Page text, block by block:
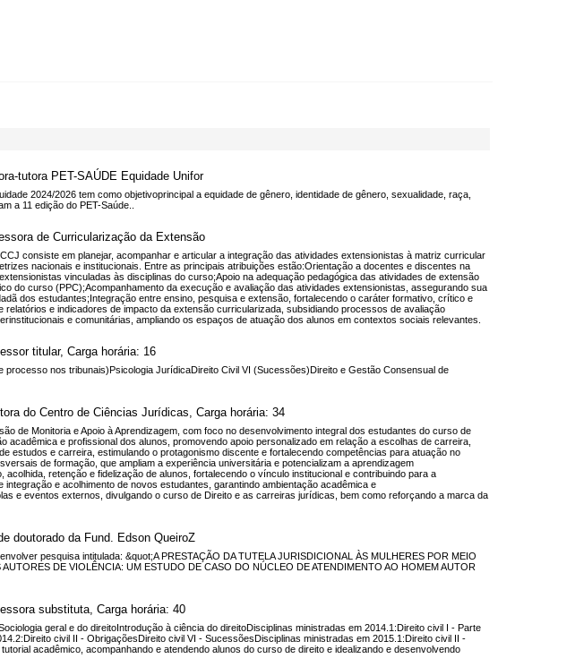
tutora PET-SAÚDE Equidade Unifor
2024/2026 tem como objetivoprincipal a equidade de gênero, identidade de gênero, sexualidade, raça,
a 11 edição do PET-Saúde..
de Curricularização da Extensão
consiste em planejar, acompanhar e articular a integração das atividades extensionistas à matriz curricular
nacionais e institucionais. Entre as principais atribuições estão:Orientação a docentes e discentes na
vinculadas às disciplinas do curso;Apoio na adequação pedagógica das atividades de extensão
do curso (PPC);Acompanhamento da execução e avaliação das atividades extensionistas, assegurando sua
dos estudantes;Integração entre ensino, pesquisa e extensão, fortalecendo o caráter formativo, crítico e
e indicadores de impacto da extensão curricularizada, subsidiando processos de avaliação
e comunitárias, ampliando os espaços de atuação dos alunos em contextos sociais relevantes.
titular, Carga horária: 16
nos tribunais)Psicologia JurídicaDireito Civil VI (Sucessões)Direito e Gestão Consensual de
do Centro de Ciências Jurídicas, Carga horária: 34
de Monitoria e Apoio à Aprendizagem, com foco no desenvolvimento integral dos estudantes do curso de
acadêmica e profissional dos alunos, promovendo apoio personalizado em relação a escolhas de carreira,
estudos e carreira, estimulando o protagonismo discente e fortalecendo competências para atuação no
de formação, que ampliam a experiência universitária e potencializam a aprendizagem
retenção e fidelização de alunos, fortalecendo o vínculo institucional e contribuindo para a
e acolhimento de novos estudantes, garantindo ambientação acadêmica e
e eventos externos, divulgando o curso de Direito e as carreiras jurídicas, bem como reforçando a marca da
doutorado da Fund. Edson QueiroZ
pesquisa intitulada: &quot;A PRESTAÇÃO DA TUTELA JURISDICIONAL ÀS MULHERES POR MEIO
DE VIOLÊNCIA: UM ESTUDO DE CASO DO NÚCLEO DE ATENDIMENTO AO HOMEM AUTOR
substituta, Carga horária: 40
geral e do direitoIntrodução à ciência do direitoDisciplinas ministradas em 2014.1:Direito civil I - Parte
civil II - ObrigaçõesDireito civil VI - SucessõesDisciplinas ministradas em 2015.1:Direito civil II -
acadêmico, acompanhando e atendendo alunos do curso de direito e idealizando e desenvolvendo